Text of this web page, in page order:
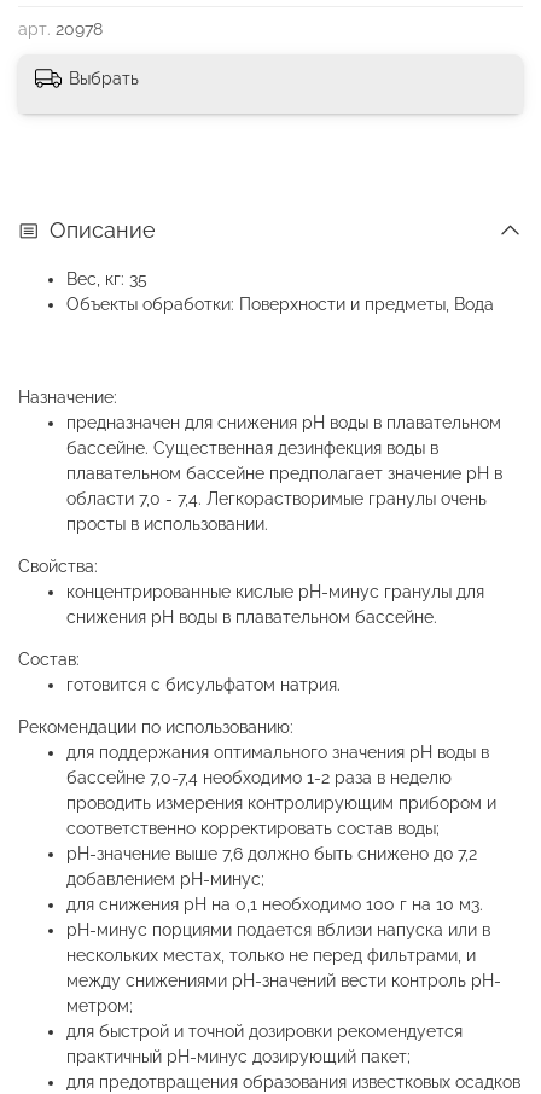
арт. 20978
Выбрать
Описание
Вес, кг: 35
Объекты обработки: Поверхности и предметы, Вода
Назначение:
предназначен для снижения рН воды в плавательном
бассейне. Существенная дезинфекция воды в
плавательном бассейне предполагает значение рН в
области 7,0 - 7,4. Легкорастворимые гранулы очень
просты в использовании.
Свойства:
концентрированные кислые pH-минус гранулы для
снижения рН воды в плавательном бассейне.
Состав:
готовится с бисульфатом натрия.
Рекомендации по использованию:
для поддержания оптимального значения рН воды в
бассейне 7,0-7,4 необходимо 1-2 раза в неделю
проводить измерения контролирующим прибором и
соответственно корректировать состав воды;
рН-значение выше 7,6 должно быть снижено до 7,2
добавлением рН-минус;
для снижения рН на 0,1 необходимо 100 г на 10 м3.
рН-минус порциями подается вблизи напуска или в
нескольких местах, только не перед фильтрами, и
между снижениями рН-значений вести контроль рН-
метром;
для быстрой и точной дозировки рекомендуется
практичный рН-минус дозирующий пакет;
для предотвращения образования известковых осадков